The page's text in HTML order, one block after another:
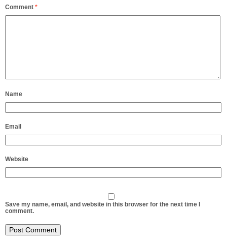
Comment *
Name
Email
Website
Save my name, email, and website in this browser for the next time I
comment.